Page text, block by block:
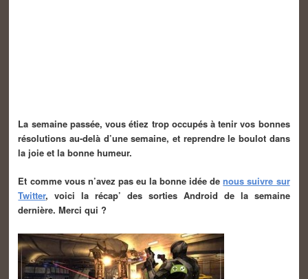
La semaine passée, vous étiez trop occupés à tenir vos bonnes
résolutions au-delà d’une semaine, et reprendre le boulot dans
la joie et la bonne humeur.
Et comme vous n’avez pas eu la bonne idée denous suivre sur
Twitter, voici la récap’ des sorties Android de la semaine
dernière. Merci qui ?